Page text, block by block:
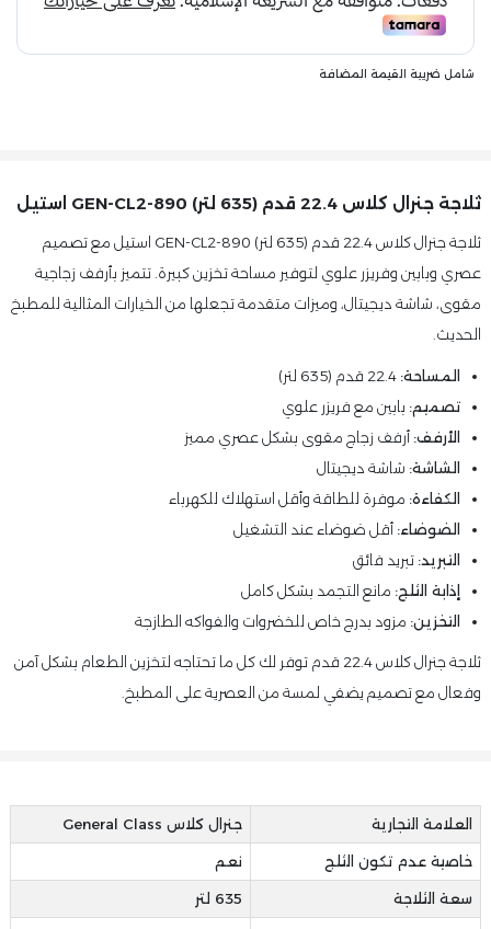
شامل ضريبة القيمة المضافة
ثلاجة جنرال كلاس 22.4 قدم (635 لتر) GEN-CL2-890 استيل
ثلاجة جنرال كلاس 22.4 قدم (635 لتر) GEN-CL2-890 استيل مع تصميم
عصري وبابين وفريزر علوي لتوفير مساحة تخزين كبيرة. تتميز بأرفف زجاجية
مقوى، شاشة ديجيتال، وميزات متقدمة تجعلها من الخيارات المثالية للمطبخ
الحديث.
المساحة: 22.4 قدم (635 لتر)
تصميم: بابين مع فريزر علوي
الأرفف: أرفف زجاج مقوى بشكل عصري مميز
الشاشة: شاشة ديجيتال
الكفاءة: موفرة للطاقة وأقل استهلاك للكهرباء
الضوضاء: أقل ضوضاء عند التشغيل
التبريد: تبريد فائق
إذابة الثلج: مانع التجمد بشكل كامل
التخزين: مزود بدرج خاص للخضروات والفواكه الطازجة
ثلاجة جنرال كلاس 22.4 قدم توفر لك كل ما تحتاجه لتخزين الطعام بشكل آمن
وفعال مع تصميم يضفي لمسة من العصرية على المطبخ.
العلامة التجارية جنرال كلاس General Class
خاصية عدم تكون الثلج نعم
سعة الثلاجة 635 لتر